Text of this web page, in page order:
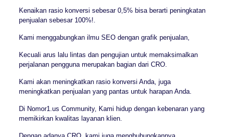
Kenaikan rasio konversi sebesar 0,5% bisa berarti peningkatan
penjualan sebesar 100%!.
Kami menggabungkan ilmu SEO dengan grafik penjualan,
Kecuali arus lalu lintas dan pengujian untuk memaksimalkan
perjalanan pengguna merupakan bagian dari CRO.
Kami akan meningkatkan rasio konversi Anda, juga
meningkatkan penjualan yang pantas untuk harapan Anda.
Di Nomor1.us Community, Kami hidup dengan kebenaran yang
memikirkan kwalitas layanan klien.